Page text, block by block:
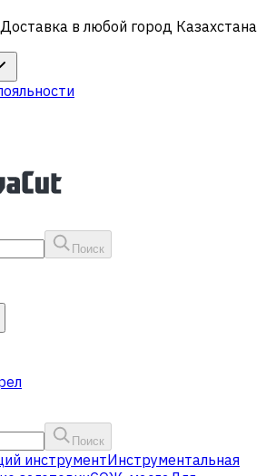
Доставка в любой город Казахстана
Поиск
Поиск
инструментИнструментальная